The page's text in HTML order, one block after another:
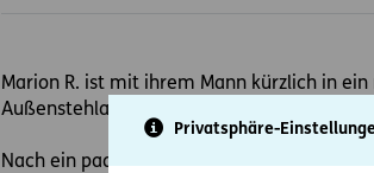
Privatsphäre-
Marion R. ist mit ihrem Mann kürzlich in
Außenstehlampe im Internet bestellt.
Nach ein paar Tagen klingelt der